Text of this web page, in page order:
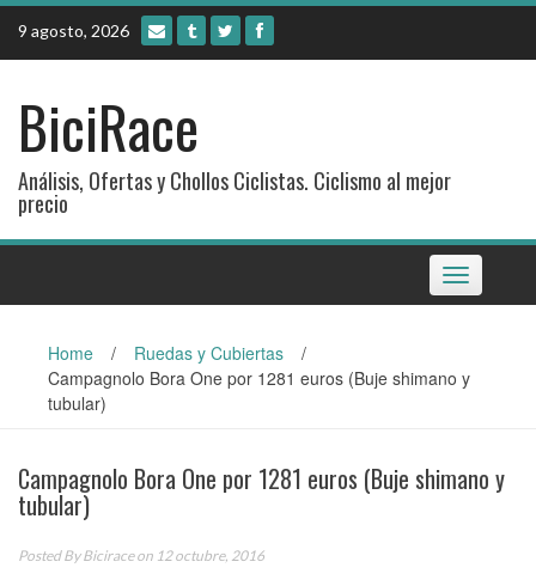
Skip
content
9 agosto, 2026
BiciRace
Análisis, Ofertas y Chollos Ciclistas. Ciclismo al mejor
precio
Toggle
navigation
Home / Ruedas y Cubiertas
/
Campagnolo Bora One por 1281 euros (Buje shimano y
tubular)
Campagnolo Bora One por 1281 euros (Buje shimano y
tubular)
Posted ByBiciraceon 12 octubre, 2016